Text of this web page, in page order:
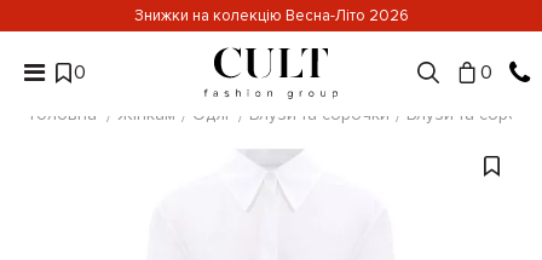
Знижки на колекцію Весна-Літо 2026
0 0
Головна Жінкам Одяг Блузи та сорочки Блузи та